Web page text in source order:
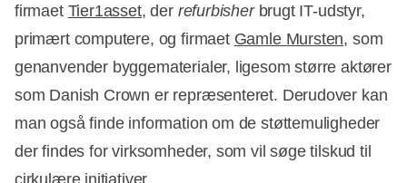
firmaet Tier1asset, der refurbisherbrugt IT-udstyr,
primært computere, og firmaet Gamle Mursten, som
genanvender byggematerialer, ligesom større aktører
som Danish Crown er repræsenteret. Derudover kan
man også finde information om de støttemuligheder
der findes for virksomheder, som vil søge tilskud til
cirkulære initiativer.